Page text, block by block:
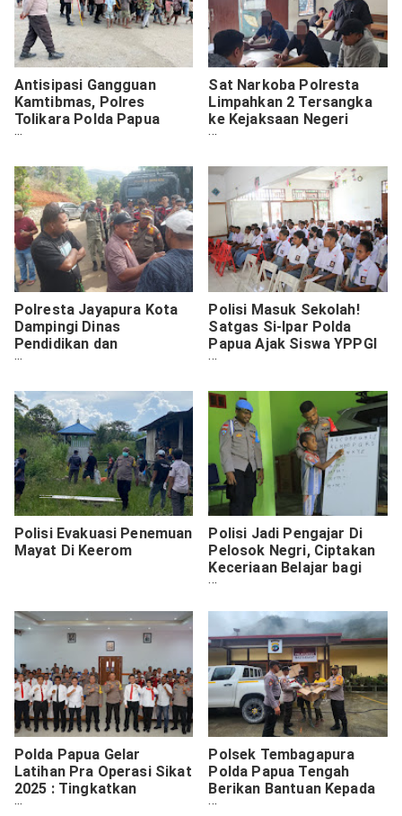
Antisipasi Gangguan
Kamtibmas, Polres
Tolikara Polda Papua
Laksanakan Patroli Dan
Sat Narkoba Polresta
Limpahkan 2 Tersangka
ke Kejaksaan Negeri
Jayapura
Polresta Jayapura Kota
Dampingi Dinas
Pendidikan dan
Kebudayaan Buka Palang
Polisi Masuk Sekolah!
Satgas Si-Ipar Polda
Papua Ajak Siswa YPPGI
Sentani Jauhi Kenakalan
Polisi Evakuasi Penemuan
Mayat Di Keerom
Polisi Jadi Pengajar Di
Pelosok Negri, Ciptakan
Keceriaan Belajar bagi
Anak-anak Papua
Polda Papua Gelar
Latihan Pra Operasi Sikat
2025 : Tingkatkan
Kesiapan Personel Dalam
Polsek Tembagapura
Polda Papua Tengah
Berikan Bantuan Kepada
Keluarga Duka di